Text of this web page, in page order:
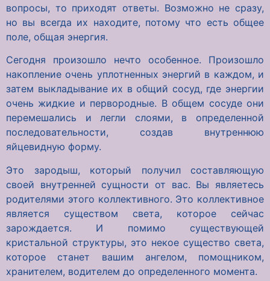
вопросы, то приходят ответы. Возможно не сразу,
но вы всегда их находите, потому что есть общее
поле, общая энергия.
Сегодня произошло нечто особенное. Произошло
накопление очень уплотненных энергий в каждом, и
затем выкладывание их в общий сосуд, где энергии
очень жидкие и первородные. В общем сосуде они
перемешались и легли слоями, в определенной
последовательности, создав внутреннюю
яйцевидную форму.
Это зародыш, который получил составляющую
своей внутренней сущности от вас. Вы являетесь
родителями этого коллективного. Это коллективное
является существом света, которое сейчас
зарождается. И помимо существующей
кристальной структуры, это некое существо света,
которое станет вашим ангелом, помощником,
хранителем, водителем до определенного момента.